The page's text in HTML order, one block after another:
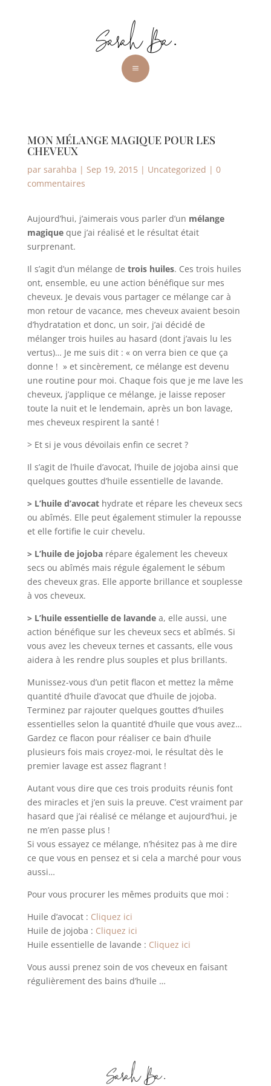
a
MON MÉLANGE MAGIQUE POUR LES
CHEVEUX
par sarahba | Sep 19, 2015 | Uncategorized | 0
commentaires
Aujourd’hui, j’aimerais vous parler d’un mélange
magique que j’ai réalisé et le résultat était
surprenant.
Il s’agit d’un mélange de trois huiles. Ces trois huiles
ont, ensemble, eu une action bénéfique sur mes
cheveux. Je devais vous partager ce mélange car à
mon retour de vacance, mes cheveux avaient besoin
d’hydratation et donc, un soir, j’ai décidé de
mélanger trois huiles au hasard (dont j’avais lu les
vertus)… Je me suis dit : « on verra bien ce que ça
donne ! » et sincèrement, ce mélange est devenu
une routine pour moi. Chaque fois que je me lave les
cheveux, j’applique ce mélange, je laisse reposer
toute la nuit et le lendemain, après un bon lavage,
mes cheveux respirent la santé !
> Et si je vous dévoilais enfin ce secret ?
Il s’agit de l’huile d’avocat, l’huile de jojoba ainsi que
quelques gouttes d’huile essentielle de lavande.
> L’huile d’avocat hydrate et répare les cheveux secs
ou abîmés. Elle peut également stimuler la repousse
et elle fortifie le cuir chevelu.
> L’huile de jojobarépare également les cheveux
secs ou abîmés mais régule également le sébum
des cheveux gras. Elle apporte brillance et souplesse
à vos cheveux.
> L’huile essentielle de lavandea, elle aussi, une
action bénéfique sur les cheveux secs et abîmés. Si
vous avez les cheveux ternes et cassants, elle vous
aidera à les rendre plus souples et plus brillants.
Munissez-vous d’un petit flacon et mettez la même
quantité d’huile d’avocat que d’huile de jojoba.
Terminez par rajouter quelques gouttes d’huiles
essentielles selon la quantité d’huile que vous avez…
Gardez ce flacon pour réaliser ce bain d’huile
plusieurs fois mais croyez-moi, le résultat dès le
premier lavage est assez flagrant !
Autant vous dire que ces trois produits réunis font
des miracles et j’en suis la preuve. C’est vraiment par
hasard que j’ai réalisé ce mélange et aujourd’hui, je
ne m’en passe plus !
Si vous essayez ce mélange, n’hésitez pas à me dire
ce que vous en pensez et si cela a marché pour vous
aussi…
Pour vous procurer les mêmes produits que moi :
Huile d’avocat : Cliquez ici
Huile de jojoba : Cliquez ici
Huile essentielle de lavande : Cliquez ici
Vous aussi prenez soin de vos cheveux en faisant
régulièrement des bains d’huile …